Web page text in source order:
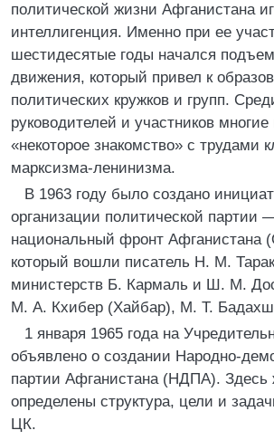
политической жизни Афганистана
интеллигенция. Именно при ее
шестидесятые годы начался подъем
движения, который привел к
политических кружков и групп.
руководителей и участников
«некоторое знакомство» с трудами
марксизма-ленинизма.
В 1963 году было создано
организации политической
национальный фронт Афганистана
который вошли писатель Н. М.
министерств Б. Кармаль и Ш. М.
М. А. Кхибер (Хайбар), М. Т.
1 января 1965 года на
объявлено о создании Народно-
партии Афганистана (НДПА).
определены структура, цели и
ЦК.